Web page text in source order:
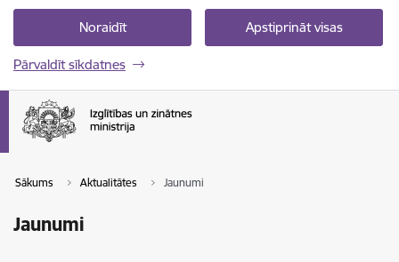
Noraidīt Apstiprināt visas
Pārvaldīt sīkdatnes
Sākums Aktualitātes Jaunumi
Jaunumi